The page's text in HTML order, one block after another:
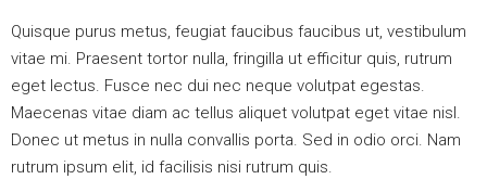
Quisque purus metus, feugiat faucibus faucibus ut, vestibulum
vitae mi. Praesent tortor nulla, fringilla ut efficitur quis, rutrum
eget lectus. Fusce nec dui nec neque volutpat egestas.
Maecenas vitae diam ac tellus aliquet volutpat eget vitae nisl.
Donec ut metus in nulla convallis porta. Sed in odio orci. Nam
rutrum ipsum elit, id facilisis nisi rutrum quis.